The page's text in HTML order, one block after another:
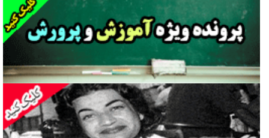
فوتبال و آن «بالا»!
راهبرد غافلگیری با نسل جدید پهپاد‌ها
جنجال پزشکان تقلبی در صنعت زیبایی
یهودی‌ها در ادبیات داستانی اروپا؛ از شکسپیر تا دیکنز
گفت‌وگو با خواهر یکی از شهدای جنگ رمضان/ خواهرم فرمانده جهادی و
اهل خدمت بی‌منت بود